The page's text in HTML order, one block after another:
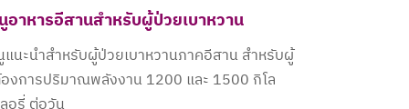
อาหารอีสานสำหรับผู้ป่วยเบาหวาน
แนะนำสำหรับผู้ป่วยเบาหวานภาคอีสาน สำหรับผู้
งการปริมาณพลังงาน 1200 และ 1500 กิโล